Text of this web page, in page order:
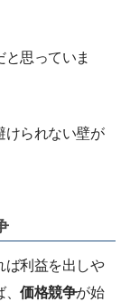
思っていま
けられない壁が
ば利益を出しや
価格競争が始